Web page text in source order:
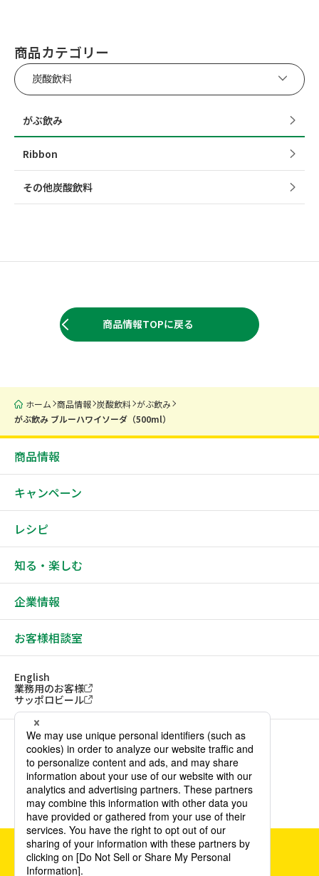
商品カテゴリー
炭酸飲料
がぶ飲み
Ribbon
その他炭酸飲料
商品情報TOPに戻る
ホーム 商品情報 炭酸飲料 がぶ飲み
がぶ飲み ブルーハワイソーダ（500ml）
商品情報
キャンペーン
レシピ
知る・楽しむ
企業情報
お客様相談室
English
業務用のお客様
サッポロビール
ソーシャルメディアアカウント一覧
サイトご利用にあたってウェブアクセシビリティ方針